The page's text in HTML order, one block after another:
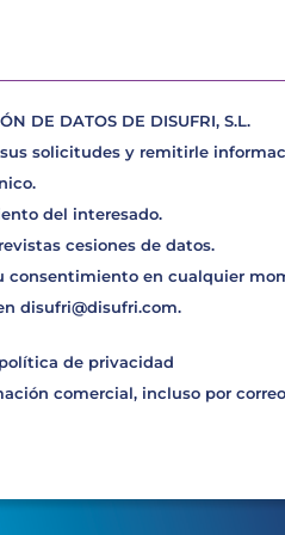
DE DATOS DE DISUFRI, S.L.
solicitudes y remitirle
del interesado.
cesiones de datos.
consentimiento en cualquier
disufri@disufri.com.
política de privacidad
comercial, incluso por